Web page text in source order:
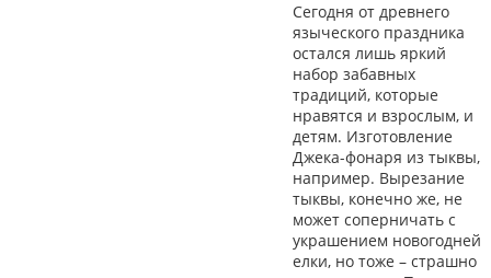
Сегодня от древнего
языческого праздника
остался лишь яркий
набор забавных
традиций, которые
нравятся и взрослым, и
детям. Изготовление
Джека-фонаря из тыквы,
например. Вырезание
тыквы, конечно же, не
может соперничать с
украшением новогодней
елки, но тоже – страшно